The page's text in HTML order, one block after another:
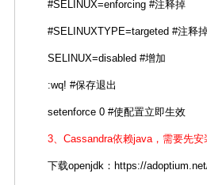
#SELINUX=enforcing #注释掉
#SELINUXTYPE=targeted #注释
SELINUX=disabled #增加
:wq! #保存退出
setenforce 0 #使配置立即生效
3、Cassandra依赖java，需要先
下载openjdk：https://